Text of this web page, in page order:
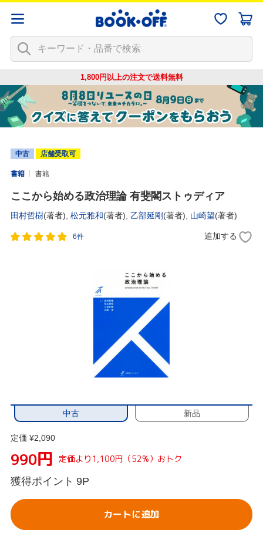
1,800円以上の注文で送料無料
中古 店舗受取可
書籍 書籍
ここから始める政治理論 有斐閣ストゥディア
田村哲樹(著者), 松元雅和(著者), 乙部延剛 (著者), 山崎望(著者)
6件 追加する
中古 新品
定価 ¥2,090
990円 定価より1,100円（52%）おトク
獲得ポイント 9P
カートに追加